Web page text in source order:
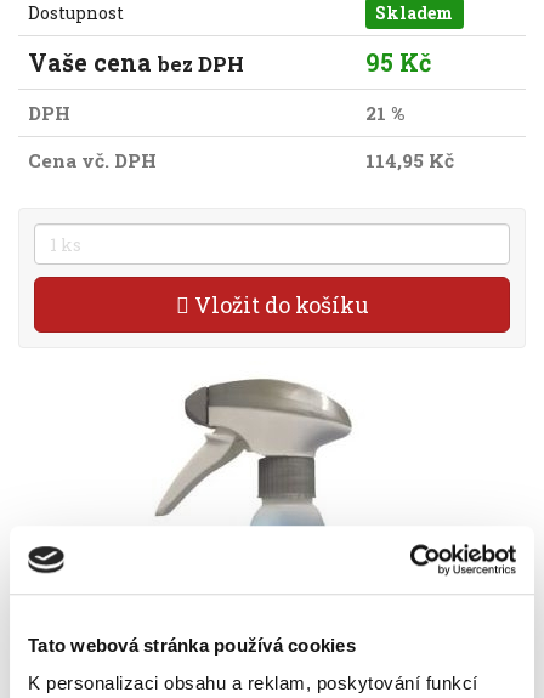
Tato webová stránka používá cookies
K personalizaci obsahu a reklam, poskytování funkcí
Dostupnost Skladem
Vaše cena bez DPH 95 Kč
DPH
21 %
Cena vč. DPH
114,95 Kč
Vložit do košíku